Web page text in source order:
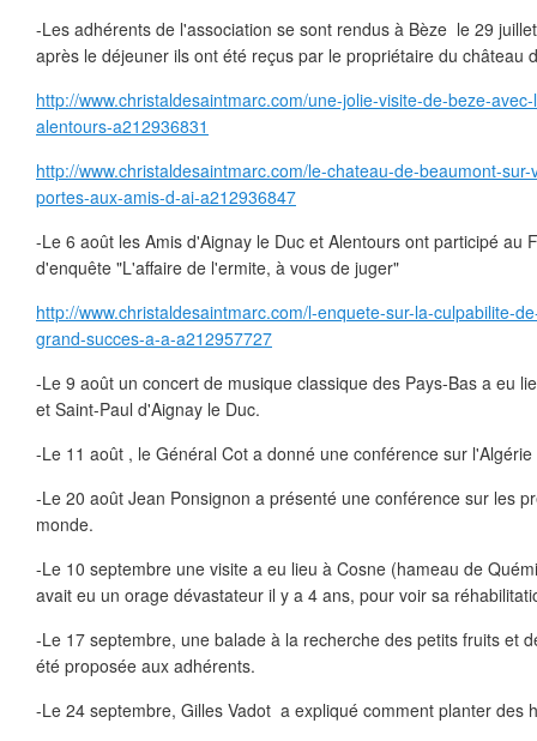
-Les adhérents de l'association se sont rendus à Bèze le 29
après le déjeuner ils ont été reçus par le propriétaire du château
http://www.christaldesaintmarc.com/une-jolie-visite-de-beze-
alentours-a212936831
http://www.christaldesaintmarc.com/le-chateau-de-beaumont-
portes-aux-amis-d-ai-a212936847
-Le 6 août les Amis d'Aignay le Duc et Alentours ont participé au
d'enquête "L'affaire de l'ermite, à vous de juger"
http://www.christaldesaintmarc.com/l-enquete-sur-la-culpabilite-
grand-succes-a-a-a212957727
-Le 9 août un concert de musique classique des Pays-Bas a eu
et Saint-Paul d'Aignay le Duc.
-Le 11 août , le Général Cot a donné une conférence sur
-Le 20 août Jean Ponsignon a présenté une conférence sur les
monde.
-Le 10 septembre une visite a eu lieu à Cosne (hameau de
avait eu un orage dévastateur il y a 4 ans, pour voir sa
-Le 17 septembre, une balade à la recherche des petits fruits et
été proposée aux adhérents.
-Le 24 septembre, Gilles Vadot a expliqué comment planter des